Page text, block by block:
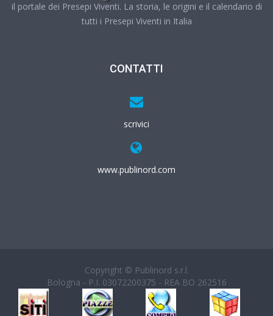
il portale dei Presepi Viventi. La storia, le origini e il calendario di
tutti i Presepi Viventi in Italia
CONTATTI
scrivici
www.publinord.com
Copyright © Publinord s.r.l.
Bologna - P.I. 03072200375 - REA BO 262516